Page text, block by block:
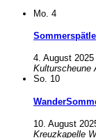
Mo. 4
4. August
Kulturscheune
So. 10
10. August
Kreuzkapelle